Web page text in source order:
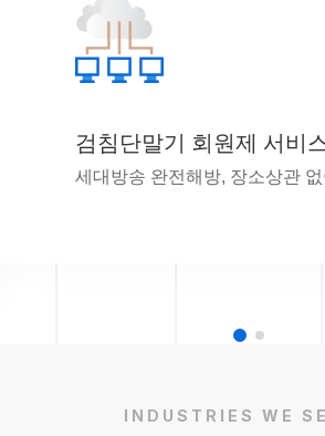
검침단말기 회원제 서비
세대방송 완전해방, 장소상관
INDUSTRIES WE